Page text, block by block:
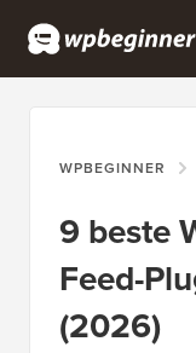
WPBEGINNER
9 beste
Feed-
(2026)